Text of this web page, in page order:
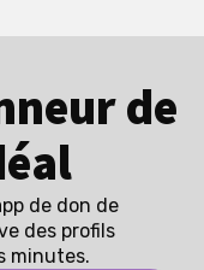
de
de don de
des profils
minutes.